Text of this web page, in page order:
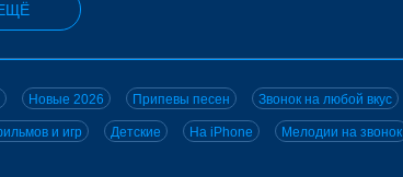
Новые 2026 Припевы песен Звонок на любой вкус
и игр Детские На iPhone Мелодии на звонок